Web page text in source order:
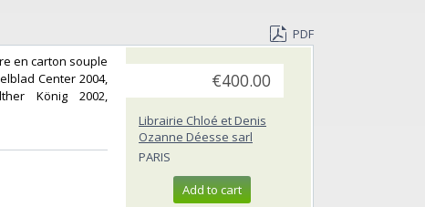
PDF
en carton souple
Center 2004,
König 2002,
€400.00
Librairie Chloé et Denis
Ozanne Déesse sarl
PARIS
Add to cart